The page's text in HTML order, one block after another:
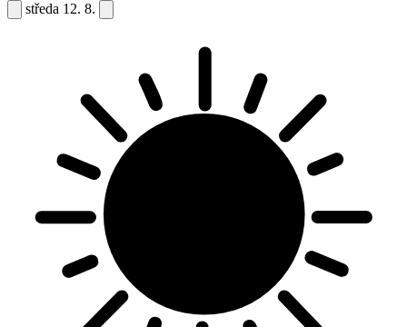
středa 12. 8.